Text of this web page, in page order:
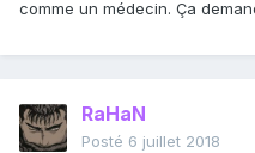
comme un médecin. Ça
RaHaN
Posté 6 juillet 2018